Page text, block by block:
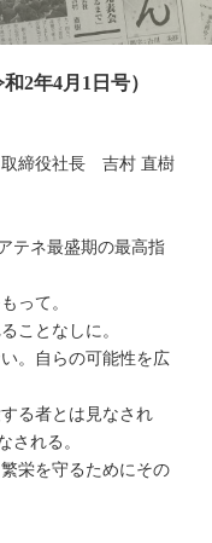
2年4月1日号）
取締役社長 吉村 直樹
テネ最盛期の最高指
って。
ことなしに。
。自らの可能性を広
る者とは見なされ
される。
栄を守るためにその